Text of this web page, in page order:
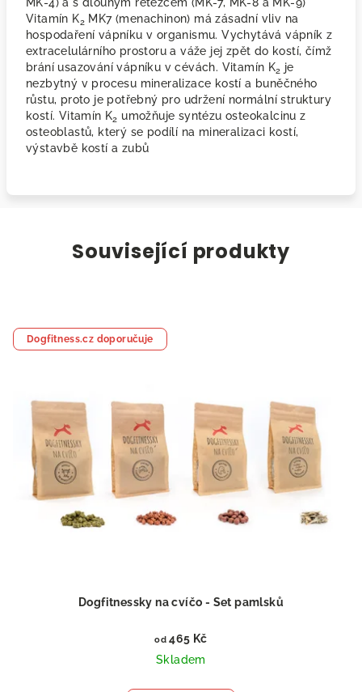
Vitamín K2 MK7 (menachinon) má zásadní vliv na
hospodaření vápníku v organismu. Vychytává vápník z
extracelulárního prostoru a váže jej zpět do kostí, čímž
brání usazování vápníku v cévách. Vitamín K2 je
nezbytný v procesu mineralizace kostí a buněčného
růstu, proto je potřebný pro udržení normální struktury
kostí. Vitamín K2 umožňuje syntézu osteokalcinu z
osteoblastů, který se podílí na mineralizaci kostí,
výstavbě kostí a zubů
Související produkty
Dogfitness.cz doporučuje
Dogfitnessky na cvíčo - Set pamlsků
od 465 Kč
Skladem